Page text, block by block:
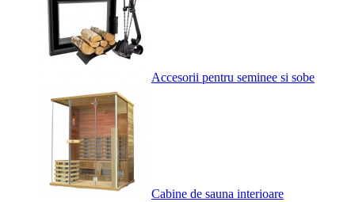
Accesorii pentru seminee si sobe
Cabine de sauna interioare